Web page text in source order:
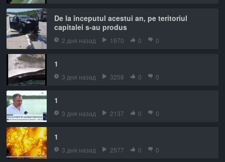
De la începutul acestui an, pe teritoriul
capitalei s-au produs
2 дня назад 1970 0 0
1
3 дня назад 3258 0 0
1
3 дня назад 2137 0 0
1
3 дня назад 2577 0 0